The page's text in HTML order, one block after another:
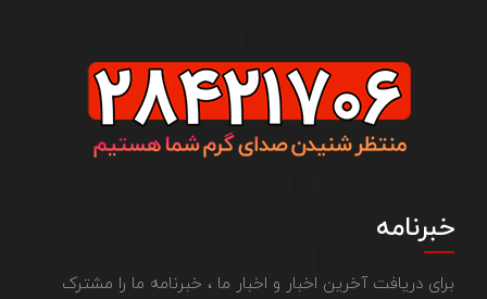
خبرنامه
برای دریافت آخرین اخبار و اخبار ما ، خبرنامه ما را مشترک